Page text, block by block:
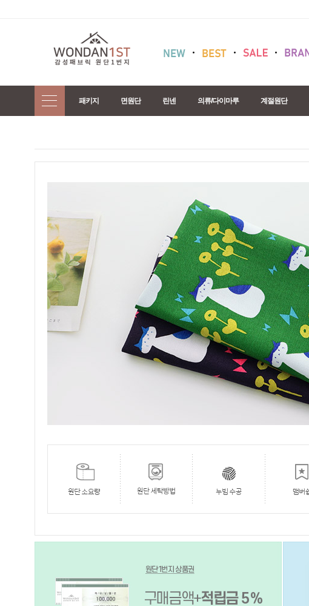
패키지 면원단 린넨 의류/다이마루 계절원단